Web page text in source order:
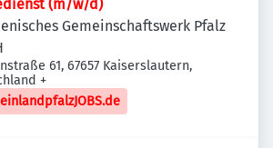
(m/w/d)
Gemeinschaftswerk Pfalz
61, 67657 Kaiserslautern,
+